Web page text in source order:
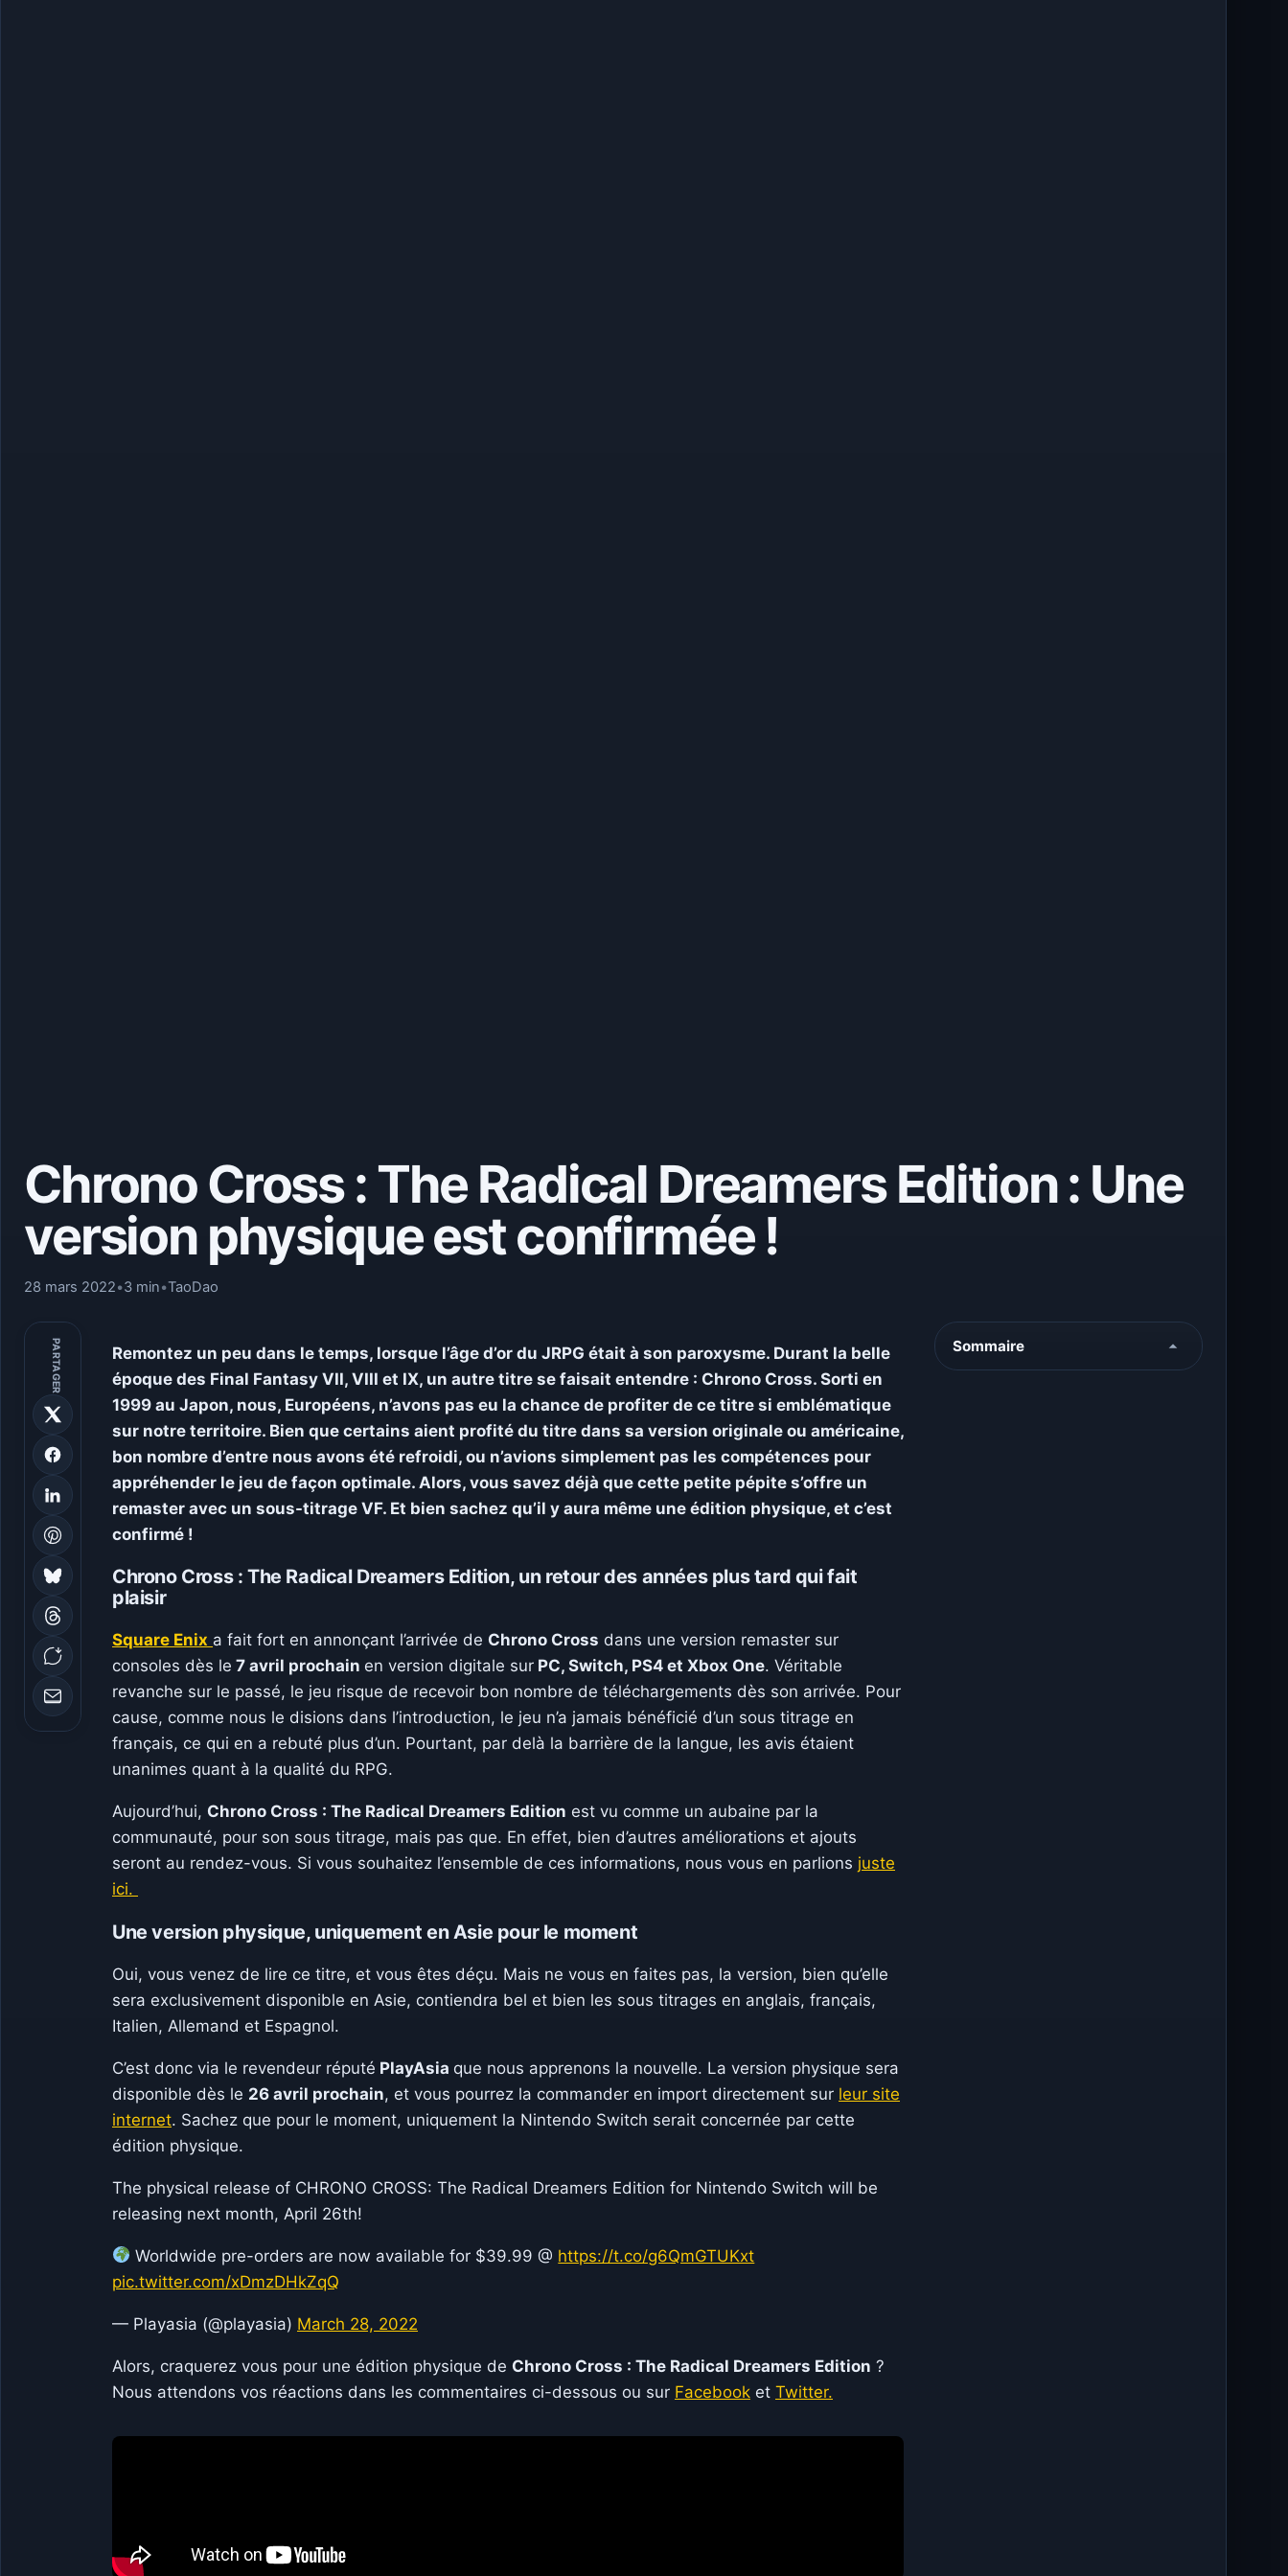
Chrono Cross : The Radical Dreamers Edition : Une
version physique est confirmée !
28 mars 2022•3 min•TaoDao
PARTAGER
Remontez un peu dans le temps, lorsque l’âge d’or du JRPG était à son paroxysme. Durant la belle
époque des Final Fantasy VII, VIII et IX, un autre titre se faisait entendre : Chrono Cross. Sorti en
1999 au Japon, nous, Européens, n’avons pas eu la chance de profiter de ce titre si emblématique
sur notre territoire. Bien que certains aient profité du titre dans sa version originale ou américaine,
bon nombre d’entre nous avons été refroidi, ou n’avions simplement pas les compétences pour
appréhender le jeu de façon optimale. Alors, vous savez déjà que cette petite pépite s’offre un
remaster avec un sous-titrage VF. Et bien sachez qu’il y aura même une édition physique, et c’est
confirmé !
Chrono Cross : The Radical Dreamers Edition, un retour des années plus tard qui fait
plaisir
Square Enix a fait fort en annonçant l’arrivée de Chrono Cross dans une version remaster sur
consoles dès le 7 avril prochain en version digitale sur PC, Switch, PS4 et Xbox One. Véritable
revanche sur le passé, le jeu risque de recevoir bon nombre de téléchargements dès son arrivée. Pour
cause, comme nous le disions dans l’introduction, le jeu n’a jamais bénéficié d’un sous titrage en
français, ce qui en a rebuté plus d’un. Pourtant, par delà la barrière de la langue, les avis étaient
unanimes quant à la qualité du RPG.
Aujourd’hui, Chrono Cross : The Radical Dreamers Edition est vu comme un aubaine par la
communauté, pour son sous titrage, mais pas que. En effet, bien d’autres améliorations et ajouts
seront au rendez-vous. Si vous souhaitez l’ensemble de ces informations, nous vous en parlions juste
ici.
Une version physique, uniquement en Asie pour le moment
Oui, vous venez de lire ce titre, et vous êtes déçu. Mais ne vous en faites pas, la version, bien qu’elle
sera exclusivement disponible en Asie, contiendra bel et bien les sous titrages en anglais, français,
Italien, Allemand et Espagnol.
C’est donc via le revendeur réputé PlayAsia que nous apprenons la nouvelle. La version physique sera
disponible dès le 26 avril prochain, et vous pourrez la commander en import directement sur leur site
internet. Sachez que pour le moment, uniquement la Nintendo Switch serait concernée par cette
édition physique.
The physical release of CHRONO CROSS: The Radical Dreamers Edition for Nintendo Switch will be
releasing next month, April 26th!
Worldwide pre-orders are now available for $39.99 @ https://t.co/g6QmGTUKxt
pic.twitter.com/xDmzDHkZqQ
— Playasia (@playasia) March 28, 2022
Alors, craquerez vous pour une édition physique de Chrono Cross : The Radical Dreamers Edition ?
Nous attendons vos réactions dans les commentaires ci-dessous ou sur Facebook et Twitter.
Sommaire